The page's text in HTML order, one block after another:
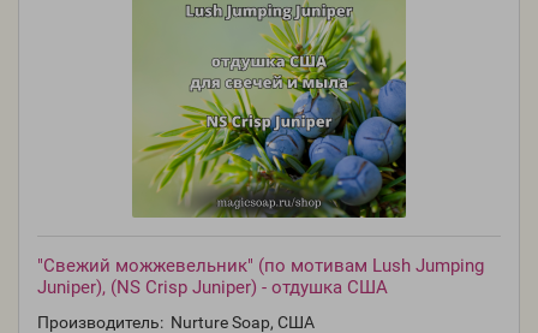
"Свежий можжевельник" (по мотивам Lush Jumping
Juniper), (NS Crisp Juniper) - отдушка США
Производитель: Nurture Soap, США